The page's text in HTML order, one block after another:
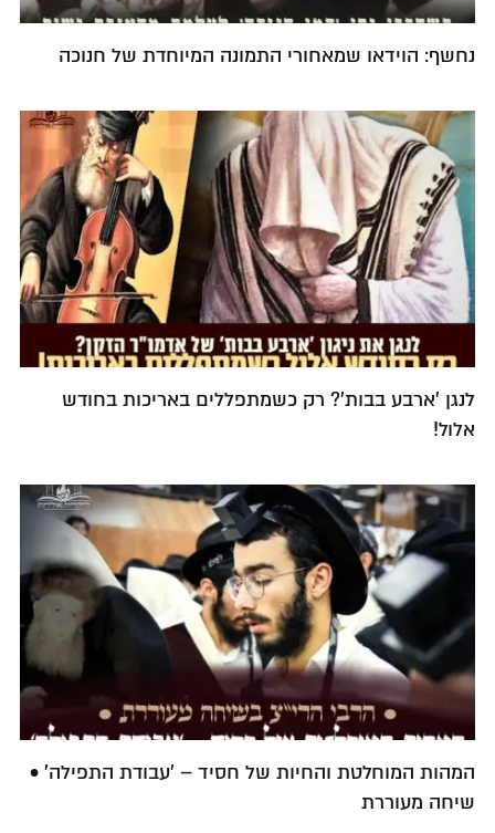
נחשף: הוידאו שמאחורי התמונה המיוחדת של חנוכה
לנגן 'ארבע בבות'? רק כשמתפללים באריכות בחודש
אלול!
המהות המוחלטת והחיות של חסיד – 'עבודת התפילה' •
שיחה מעוררת